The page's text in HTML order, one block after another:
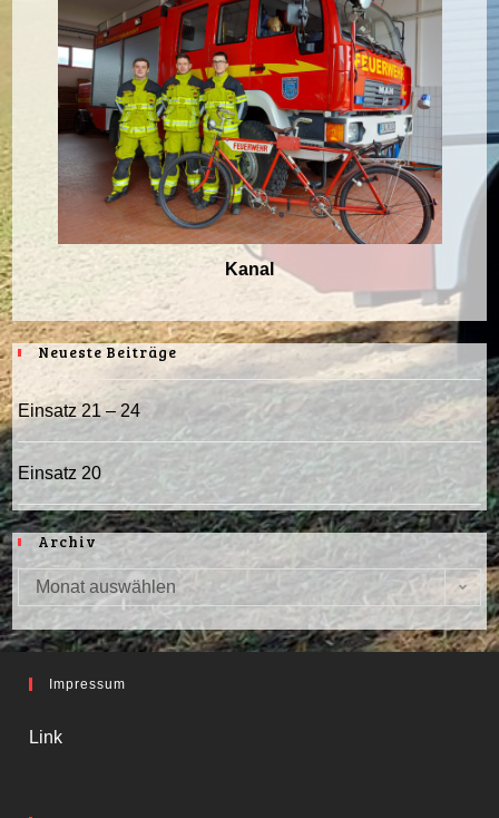
Kanal
Neueste Beiträge
Einsatz 21 – 24
Einsatz 20
Archiv
Archiv
Monat auswählen
Impressum
Link